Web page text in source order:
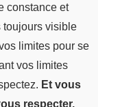
constance et
toujours visible
limites pour se
vos limites
Et vous
respecter.